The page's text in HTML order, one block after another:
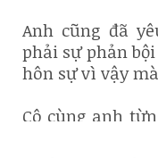
Anh cũng đã
phải sự phản
hôn sự vì vậy
Cô cùng anh
một cuộc hiểu